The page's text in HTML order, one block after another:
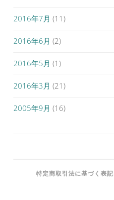
2016年7月 (11)
2016年6月 (2)
2016年5月 (1)
2016年3月 (21)
2005年9月 (16)
特定商取引法に基づく表記